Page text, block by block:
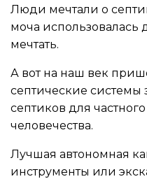
Люди мечтали о
моча использовалась
мечтать.
А вот на наш век
септические
септиков для
человечества.
Лучшая автономная
инструменты или